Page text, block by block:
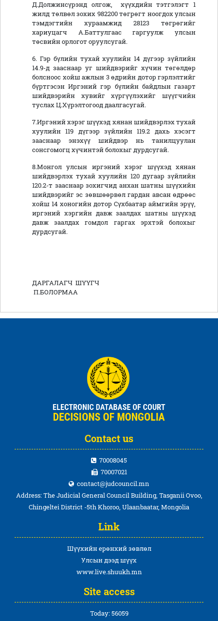
Д.Должинсүрэнд олгож, хүүхдийн тэтгэлэгт 1
жилд төлвөл зохих 982200 төгрөгт ноогдох улсын
тэмдэгтийн хураамжид 28123 төгрөгийг
хариуцагч А.Баттулгаас гаргуулж улсын
төсвийн орлогот оруулсугай.
6. Гэр бүлийн тухай хуулийн 14 дүгээр зүйлийн
14.9-д зааснаар уг шийдвэрийг хүчин төгөлдөр
болсноос хойш ажлын 3 өдрийн дотор гэрлэлтийг
бүртгэсэн Иргэний гэр бүлийн байдлын газарт
шийдвэрийн хувийг хүргүүлэхийг шүүгчийн
туслах Ц.Хүрэлтогоод даалгасугай.
7.Иргэний хэрэг шүүхэд хянан шийдвэрлэх тухай
хуулийн 119 дүгээр зүйлийн 119.2 дахь хэсэгт
зааснаар энэхүү шийдвэр нь танилцуулан
сонсгомогц хүчинтэй болохыг дурдсугай.
8.Монгол улсын иргэний хэрэг шүүхэд хянан
шийдвэрлэх тухай хуулийн 120 дугаар зүйлийн
120.2-т зааснаар зохигчид анхан шатны шүүхийн
шийдвэрийг эс зөвшөөрвөл гардан авсан өдрөөс
хойш 14 хоногийн дотор Сүхбаатар аймгийн эрүү,
иргэний хэргийн давж заалдах шатны шүүхэд
давж заалдах гомдол гаргах эрхтэй болохыг
дурдсугай.
ДАРГАЛАГЧ ШҮҮГЧ
П.БОЛОРМАА
Contact us
70008045
70007021
contact@judcouncil.mn
Address: The Judicial General Council Building, Tasganii Ovoo,
Chingeltei District -5th Khoroo, Ulaanbaatar, Mongolia
Link
Шүүхийн ерөнхий зөвлөл
Улсын дээд шүүх
www.live.shuukh.mn
Site access
Today: 56059